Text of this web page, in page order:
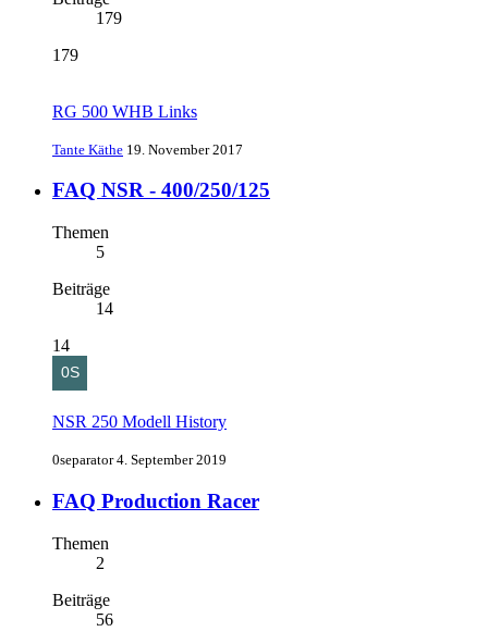
179
179
RG 500 WHB Links
Tante Käthe 19. November 2017
FAQ NSR - 400/250/125
Themen
5
Beiträge
14
14
NSR 250 Modell History
0separator 4. September 2019
FAQ Production Racer
Themen
2
Beiträge
56